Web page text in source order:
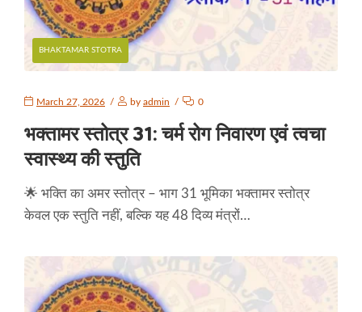
BHAKTAMAR STOTRA
March 27, 2026 by admin 0
भक्तामर स्तोत्र 31: चर्म रोग निवारण एवं त्वचा
स्वास्थ्य की स्तुति
🌟 भक्ति का अमर स्तोत्र – भाग 31 भूमिका भक्तामर स्तोत्र
केवल एक स्तुति नहीं, बल्कि यह 48 दिव्य मंत्रों…